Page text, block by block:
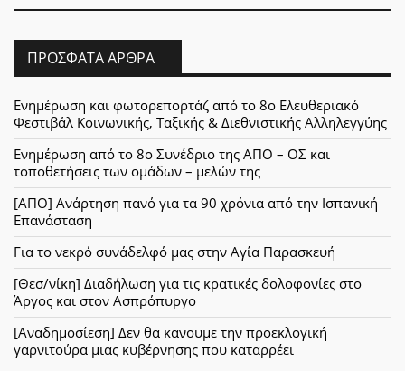
ΠΡΌΣΦΑΤΑ ΆΡΘΡΑ
Ενημέρωση και φωτορεπορτάζ από το 8ο Ελευθεριακό
Φεστιβάλ Κοινωνικής, Ταξικής & Διεθνιστικής Αλληλεγγύης
Ενημέρωση από το 8ο Συνέδριο της ΑΠΟ – ΟΣ και
τοποθετήσεις των ομάδων – μελών της
[ΑΠΟ] Ανάρτηση πανό για τα 90 χρόνια από την Ισπανική
Επανάσταση
Για το νεκρό συνάδελφό μας στην Αγία Παρασκευή
[Θεσ/νίκη] Διαδήλωση για τις κρατικές δολοφονίες στο
Άργος και στον Ασπρόπυργο
[Αναδημοσίεση] Δεν θα κανουμε την προεκλογική
γαρνιτούρα μιας κυβέρνησης που καταρρέει